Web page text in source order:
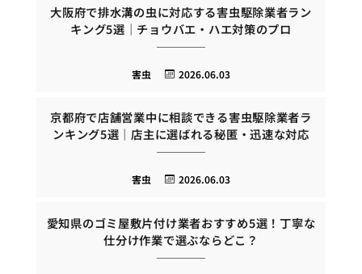
大阪府で排水溝の虫に対応する害虫駆除業者ラン
キング5選｜チョウバエ・ハエ対策のプロ
2026.06.03
害虫
京都府で店舗営業中に相談できる害虫駆除業者ラ
ンキング5選｜店主に選ばれる秘匿・迅速な対応
2026.06.03
害虫
愛知県のゴミ屋敷片付け業者おすすめ5選！丁寧な
仕分け作業で選ぶならどこ？